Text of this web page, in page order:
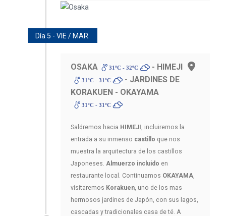
Día 5 - VIE / MAR.
OSAKA 31ºC - 32ºC - HIMEJI
31ºC - 31ºC
- JARDINES DE
KORAKUEN - OKAYAMA
31ºC - 31ºC
Saldremos hacia HIMEJI , incluiremos la
entrada a su inmenso castillo que nos
muestra la arquitectura de los castillos
Japoneses. Almuerzo incluido en
restaurante local. Continuamos OKAYAMA
visitaremos Korakuen , uno de los mas
hermosos jardines de Japón, con sus lagos,
cascadas y tradicionales casa de té. A